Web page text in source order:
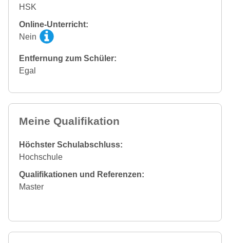
HSK
Online-Unterricht:
Nein
Entfernung zum Schüler:
Egal
Meine Qualifikation
Höchster Schulabschluss:
Hochschule
Qualifikationen und Referenzen:
Master